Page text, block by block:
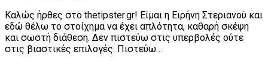
Καλώς ήρθες στο thetipster.gr! Είμαι η Ειρήνη Στεριανού και
εδώ θέλω το στοίχημα να έχει απλότητα, καθαρή σκέψη
και σωστή διάθεση. Δεν πιστεύω στις υπερβολές ούτε
στις βιαστικές επιλογές. Πιστεύω…